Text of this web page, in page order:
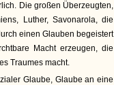
Die großen Überzeugten,
Luther, Savonarola, die
einen Glauben begeistert
Macht erzeugen, die
Traumes macht.
Glaube, Glaube an eine